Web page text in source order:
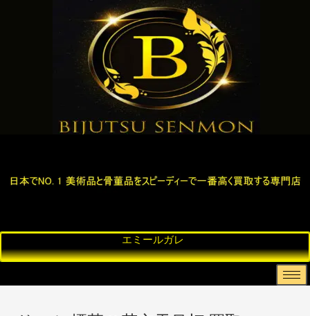
エミ ールガレ
ナン シードーム
ペル シャ絨毯
西洋 美術・アン
彫刻 買取、ブロ
骨董 品・古美術